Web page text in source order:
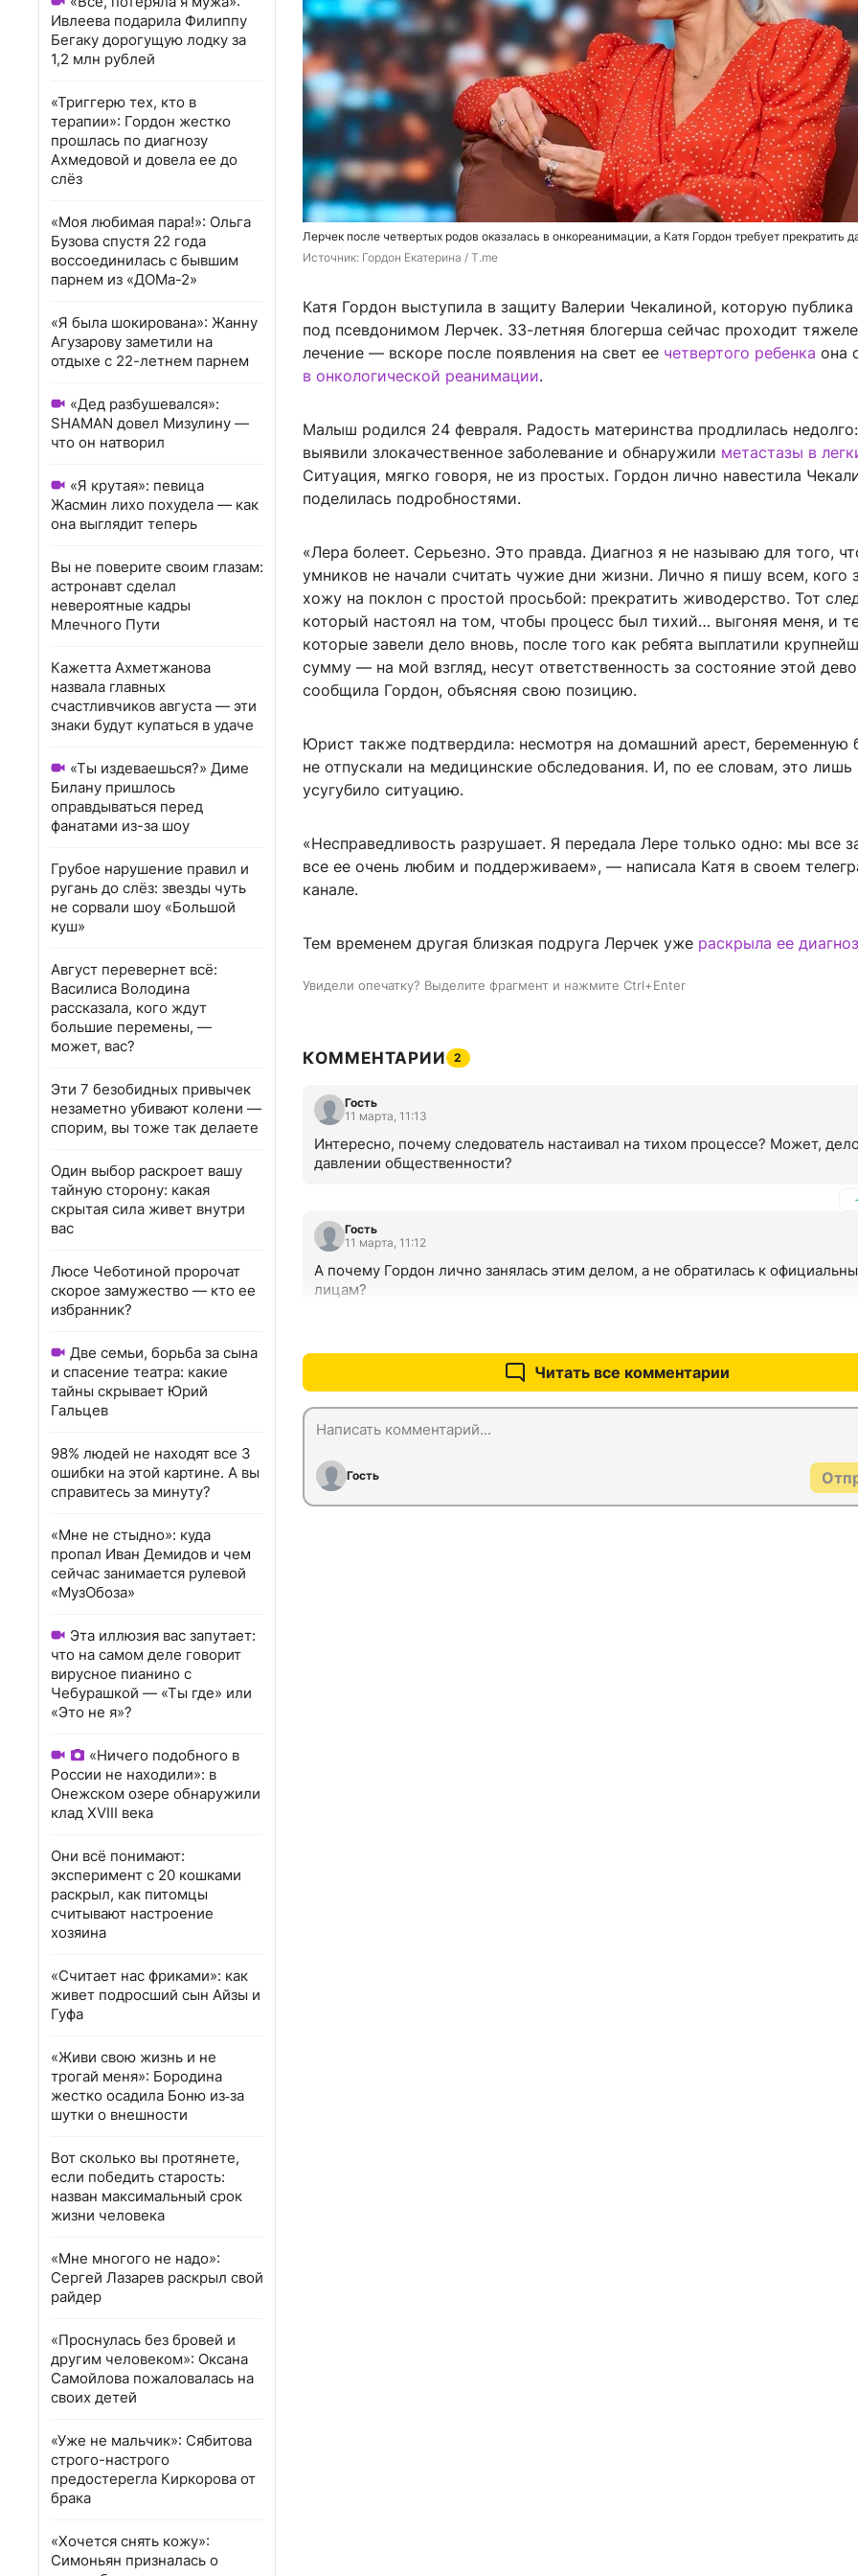
Ивлеева подарила Филиппу
Бегаку дорогущую лодку за
1,2 млн рублей
«Триггерю тех, кто в
терапии»: Гордон жестко
прошлась по диагнозу
Ахмедовой и довела ее до
слёз
«Моя любимая пара!»: Ольга
Бузова спустя 22 года
воссоединилась с бывшим
парнем из «ДОМа-2»
«Я была шокирована»: Жанну
Агузарову заметили на
отдыхе с 22-летнем парнем
«Дед разбушевался»:
SHAMAN довел Мизулину —
что он натворил
«Я крутая»: певица
Жасмин лихо похудела — как
она выглядит теперь
Вы не поверите своим глазам:
астронавт сделал
невероятные кадры
Млечного Пути
Кажетта Ахметжанова
назвала главных
счастливчиков августа — эти
знаки будут купаться в удаче
«Ты издеваешься?» Диме
Билану пришлось
оправдываться перед
фанатами из-за шоу
Грубое нарушение правил и
ругань до слёз: звезды чуть
не сорвали шоу «Большой
куш»
Август перевернет всё:
Василиса Володина
рассказала, кого ждут
большие перемены, —
может, вас?
Эти 7 безобидных привычек
незаметно убивают колени —
спорим, вы тоже так делаете
Один выбор раскроет вашу
тайную сторону: какая
скрытая сила живет внутри
вас
Люсе Чеботиной пророчат
скорое замужество — кто ее
избранник?
Две семьи, борьба за сына
и спасение театра: какие
тайны скрывает Юрий
Гальцев
98% людей не находят все 3
ошибки на этой картине. А вы
справитесь за минуту?
«Мне не стыдно»: куда
пропал Иван Демидов и чем
сейчас занимается рулевой
«МузОбоза»
Эта иллюзия вас запутает:
что на самом деле говорит
вирусное пианино с
Чебурашкой — «Ты где» или
«Это не я»?
«Ничего подобного в
России не находили»: в
Онежском озере обнаружили
клад XVIII века
Они всё понимают:
эксперимент с 20 кошками
раскрыл, как питомцы
считывают настроение
хозяина
«Считает нас фриками»: как
живет подросший сын Айзы и
Гуфа
«Живи свою жизнь и не
трогай меня»: Бородина
жестко осадила Боню из‑за
шутки о внешности
Вот сколько вы протянете,
если победить старость:
назван максимальный срок
жизни человека
«Мне многого не надо»:
Сергей Лазарев раскрыл свой
райдер
«Проснулась без бровей и
другим человеком»: Оксана
Самойлова пожаловалась на
своих детей
«Уже не мальчик»: Сябитова
строго-настрого
предостерегла Киркорова от
брака
«Хочется снять кожу»:
Симоньян призналась о
Лерчек после четвертых родов оказалась в онкореанимации, а Катя Гордон требует прекратить
Источник: Гордон Екатерина / T.me
Катя Гордон выступила в защиту Валерии Чекалиной, которую публика
под псевдонимом Лерчек. 33-летняя блогерша сейчас проходит
лечение — вскоре после появления на свет ее четвертого ребенка она
в онкологической реанимации.
Малыш родился 24 февраля. Радость материнства продлилась
выявили злокачественное заболевание и обнаружили метастазы в
Ситуация, мягко говоря, не из простых. Гордон лично навестила
поделилась подробностями.
«Лера болеет. Серьезно. Это правда. Диагноз я не называю для того,
умников не начали считать чужие дни жизни. Лично я пишу всем, кого
хожу на поклон с простой просьбой: прекратить живодерство. Тот
который настоял на том, чтобы процесс был тихий… выгоняя меня, и
которые завели дело вновь, после того как ребята выплатили
сумму — на мой взгляд, несут ответственность за состояние этой
сообщила Гордон, объясняя свою позицию.
Юрист также подтвердила: несмотря на домашний арест, беременную
не отпускали на медицинские обследования. И, по ее словам, это лишь
усугубило ситуацию.
«Несправедливость разрушает. Я передала Лере только одно: мы все
все ее очень любим и поддерживаем», — написала Катя в своем
канале.
Тем временем другая близкая подруга Лерчек уже раскрыла ее диагноз
Увидели опечатку? Выделите фрагмент и нажмите Ctrl+Enter
КОММЕНТАРИИ 2
Гость
11 марта, 11:13
Интересно, почему следователь настаивал на тихом процессе? Может,
давлении общественности?
Гость
11 марта, 11:12
А почему Гордон лично занялась этим делом, а не обратилась к
лицам?
Читать все комментарии
Гость